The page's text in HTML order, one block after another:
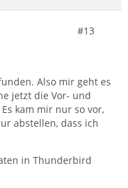
#13
Also mir geht es
jetzt die Vor- und
kam mir nur so vor,
abstellen, dass ich
in Thunderbird